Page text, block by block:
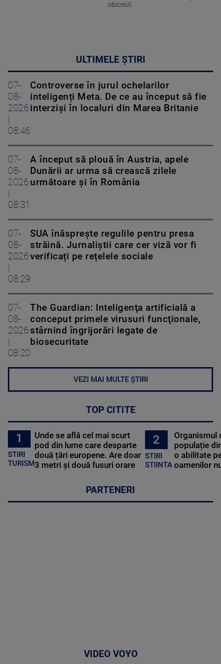
obiceiul.
ULTIMELE ȘTIRI
07-
08-
2026
08:46
Controverse în jurul ochelarilor
inteligenți Meta. De ce au început să fie
interziși în localuri din Marea Britanie
07-
08-
2026
08:31
A început să plouă în Austria, apele
Dunării ar urma să crească zilele
următoare și în România
07-
08-
2026
08:29
SUA înăsprește regulile pentru presa
străină. Jurnaliștii care cer viză vor fi
verificați pe rețelele sociale
07-
08-
2026
08:20
The Guardian: Inteligenţa artificială a
conceput primele virusuri funcţionale,
stârnind îngrijorări legate de
biosecuritate
VEZI MAI MULTE ȘTIRI
TOP CITITE
1
STIRI
TURISM
Unde se află cel mai scurt
pod din lume care desparte
două țări europene. Are doar
3 metri și două fusuri orare
2
STIRI
STIINTA
Organismul
populație
o abilitate
oamenilor
PARTENERI
VIDEO VOYO